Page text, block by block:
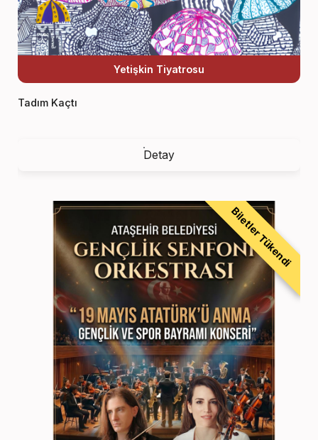
Yetişkin Tiyatrosu
Tadım Kaçtı
Detay
Biletler Tükendi